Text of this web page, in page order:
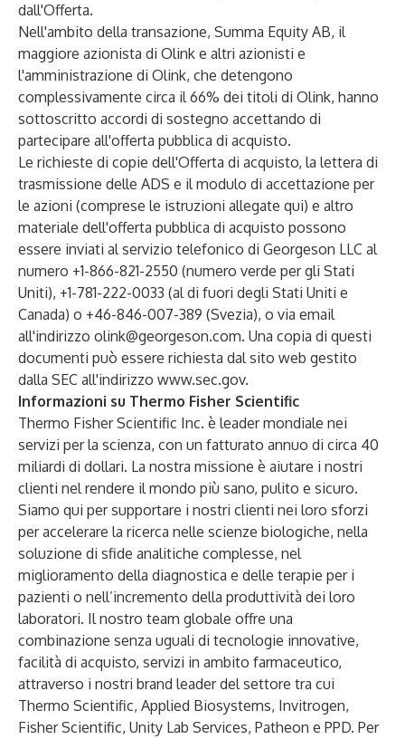
dall'Offerta.
Nell'ambito della transazione, Summa Equity AB, il
maggiore azionista di Olink e altri azionisti e
l'amministrazione di Olink, che detengono
complessivamente circa il 66% dei titoli di Olink, hanno
sottoscritto accordi di sostegno accettando di
partecipare all'offerta pubblica di acquisto.
Le richieste di copie dell'Offerta di acquisto, la lettera di
trasmissione delle ADS e il modulo di accettazione per
le azioni (comprese le istruzioni allegate qui) e altro
materiale dell'offerta pubblica di acquisto possono
essere inviati al servizio telefonico di Georgeson LLC al
numero +1-866-821-2550 (numero verde per gli Stati
Uniti), +1-781-222-0033 (al di fuori degli Stati Uniti e
Canada) o +46-846-007-389 (Svezia), o via email
all'indirizzo olink@georgeson.com. Una copia di questi
documenti può essere richiesta dal sito web gestito
dalla SEC all'indirizzo www.sec.gov.
Informazioni su Thermo Fisher Scientific
Thermo Fisher Scientific Inc. è leader mondiale nei
servizi per la scienza, con un fatturato annuo di circa 40
miliardi di dollari. La nostra missione è aiutare i nostri
clienti nel rendere il mondo più sano, pulito e sicuro.
Siamo qui per supportare i nostri clienti nei loro sforzi
per accelerare la ricerca nelle scienze biologiche, nella
soluzione di sfide analitiche complesse, nel
miglioramento della diagnostica e delle terapie per i
pazienti o nell’incremento della produttività dei loro
laboratori. Il nostro team globale offre una
combinazione senza uguali di tecnologie innovative,
facilità di acquisto, servizi in ambito farmaceutico,
attraverso i nostri brand leader del settore tra cui
Thermo Scientific, Applied Biosystems, Invitrogen,
Fisher Scientific, Unity Lab Services, Patheon e PPD. Per